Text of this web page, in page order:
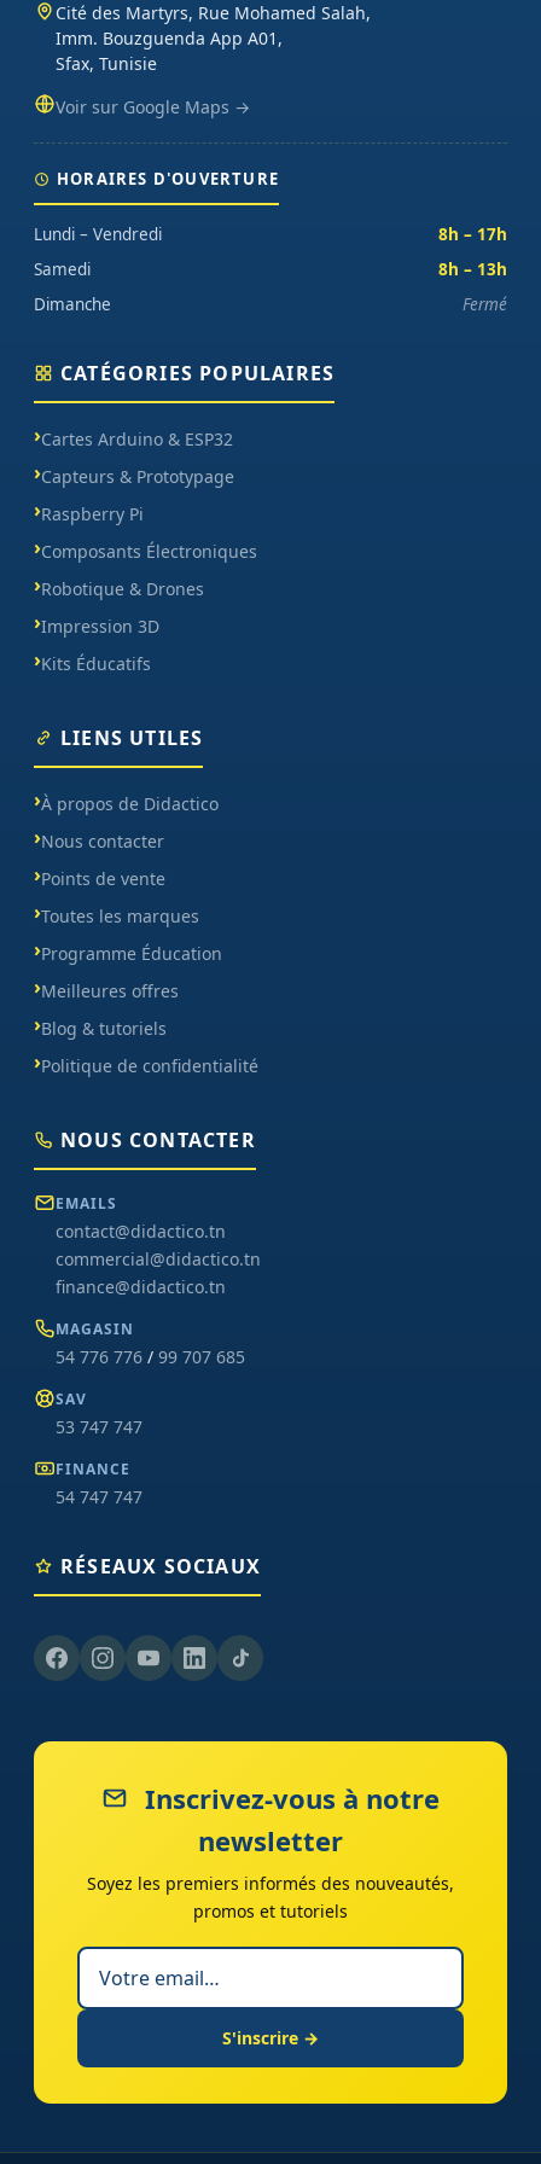
sur chaque commande.
Cité des Martyrs, Rue Mohamed Salah,
Imm. Bouzguenda App A01,
Sfax, Tunisie
Voir sur Google Maps →
HORAIRES D'OUVERTURE
Lundi – Vendredi
8h – 17h
Samedi
8h – 13h
Dimanche
Fermé
CATÉGORIES POPULAIRES
Cartes Arduino & ESP32
Capteurs & Prototypage
Raspberry Pi
Composants Électroniques
Robotique & Drones
Impression 3D
Kits Éducatifs
LIENS UTILES
À propos de Didactico
Nous contacter
Points de vente
Toutes les marques
Programme Éducation
Meilleures offres
Blog & tutoriels
Politique de confidentialité
NOUS CONTACTER
EMAILS
contact@didactico.tn
commercial@didactico.tn
finance@didactico.tn
MAGASIN
54 776 776 / 99 707 685
SAV
53 747 747
FINANCE
54 747 747
RÉSEAUX SOCIAUX
Inscrivez-vous à notre
newsletter
Soyez les premiers informés des nouveautés,
promos et tutoriels
S'inscrire →